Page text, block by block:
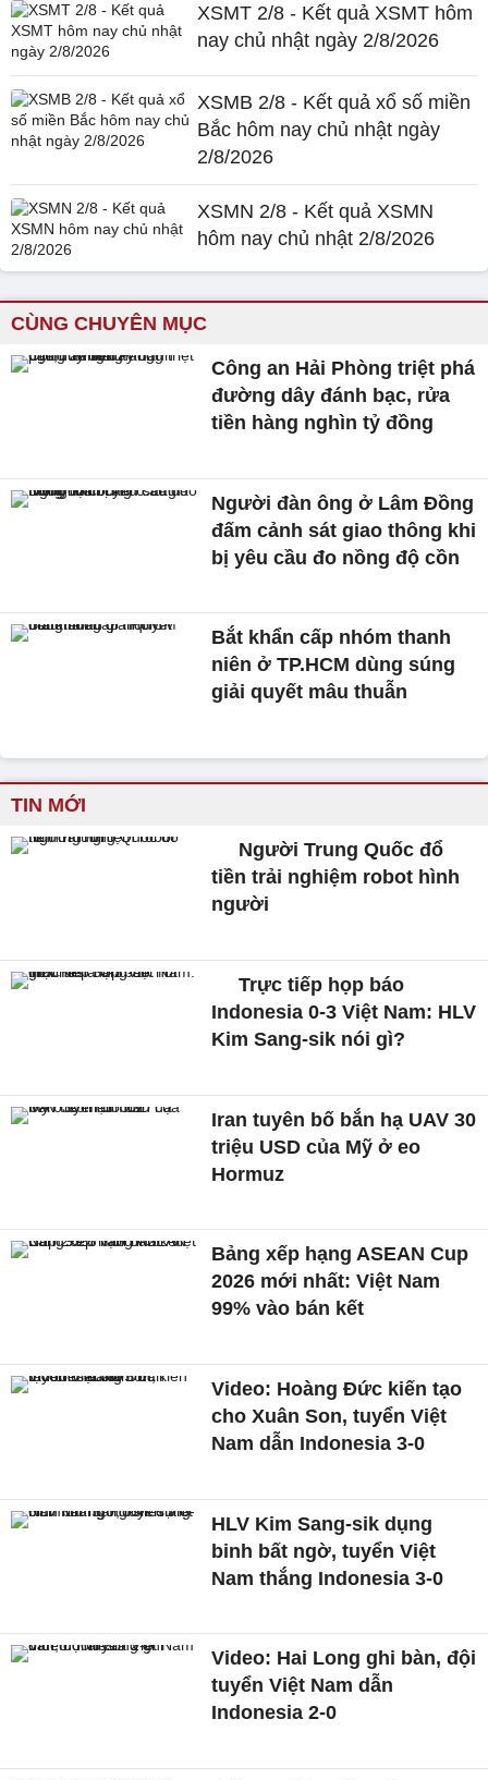
XSMT 2/8 - Kết quả XSMT hôm
nay chủ nhật ngày 2/8/2026
XSMB 2/8 - Kết quả xổ số miền
Bắc hôm nay chủ nhật ngày
2/8/2026
XSMN 2/8 - Kết quả XSMN
hôm nay chủ nhật 2/8/2026
CÙNG CHUYÊN MỤC
Công an Hải Phòng triệt phá
đường dây đánh bạc, rửa
tiền hàng nghìn tỷ đồng
Người đàn ông ở Lâm Đồng
đấm cảnh sát giao thông khi
bị yêu cầu đo nồng độ cồn
Bắt khẩn cấp nhóm thanh
niên ở TP.HCM dùng súng
giải quyết mâu thuẫn
TIN MỚI
Người Trung Quốc đổ
tiền trải nghiệm robot hình
người
Trực tiếp họp báo
Indonesia 0-3 Việt Nam: HLV
Kim Sang-sik nói gì?
Iran tuyên bố bắn hạ UAV 30
triệu USD của Mỹ ở eo
Hormuz
Bảng xếp hạng ASEAN Cup
2026 mới nhất: Việt Nam
99% vào bán kết
Video: Hoàng Đức kiến tạo
cho Xuân Son, tuyển Việt
Nam dẫn Indonesia 3-0
HLV Kim Sang-sik dụng
binh bất ngờ, tuyển Việt
Nam thắng Indonesia 3-0
Video: Hai Long ghi bàn, đội
tuyển Việt Nam dẫn
Indonesia 2-0